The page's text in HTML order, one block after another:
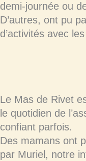
demi-journée ou
D’autres, ont pu
d’activités avec
Le Mas de Rivet
le quotidien de
confiant parfois.
Des mamans ont
par Muriel, notre